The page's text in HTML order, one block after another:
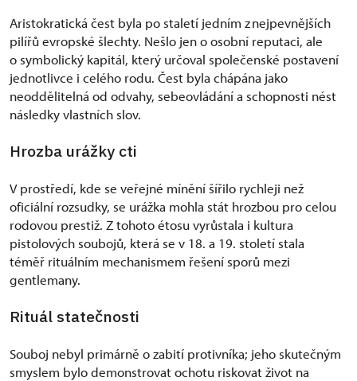
Aristokratická čest byla po staletí jedním z nejpevnějších
pilířů evropské šlechty. Nešlo jen o osobní reputaci, ale
o symbolický kapitál, který určoval společenské postavení
jednotlivce i celého rodu. Čest byla chápána jako
neoddělitelná od odvahy, sebeovládání a schopnosti nést
následky vlastních slov.
Hrozba urážky cti
V prostředí, kde se veřejné mínění šířilo rychleji než
oficiální rozsudky, se urážka mohla stát hrozbou pro celou
rodovou prestiž. Z tohoto étosu vyrůstala i kultura
pistolových soubojů, která se v 18. a 19. století stala
téměř rituálním mechanismem řešení sporů mezi
gentlemany.
Rituál statečnosti
Souboj nebyl primárně o zabití protivníka; jeho skutečným
smyslem bylo demonstrovat ochotu riskovat život na